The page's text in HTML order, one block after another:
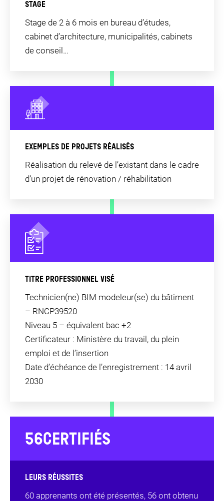
STAGE
Stage de 2 à 6 mois en bureau d’études,
cabinet d’architecture, municipalités, cabinets
de conseil…
EXEMPLES DE PROJETS RÉALISÉS
Réalisation du relevé de l’existant dans le cadre
d’un projet de rénovation / réhabilitation
TITRE PROFESSIONNEL VISÉ
Technicien(ne) BIM modeleur(se) du bâtiment
– RNCP39520
Niveau 5 – équivalent bac +2
Certificateur : Ministère du travail, du plein
emploi et de l’insertion
Date d’échéance de l’enregistrement : 14 avril
2030
56CERTIFIÉS
LEURS RÉUSSITES
60 apprenants ont été présentés, 56 ont obtenu